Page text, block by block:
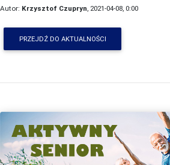
Autor: Krzysztof Czupryn , 2021-04-08, 0:00
PRZEJDŹ DO AKTUALNOŚCI